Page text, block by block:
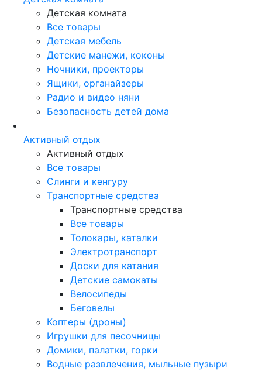
Детская комната
Все товары
Детская мебель
Детские манежи, коконы
Ночники, проекторы
Ящики, органайзеры
Радио и видео няни
Безопасность детей дома
Активный отдых
Активный отдых
Все товары
Слинги и кенгуру
Транспортные средства
Транспортные средства
Все товары
Толокары, каталки
Электротранспорт
Доски для катания
Детские самокаты
Велосипеды
Беговелы
Коптеры (дроны)
Игрушки для песочницы
Домики, палатки, горки
Водные развлечения, мыльные пузыри